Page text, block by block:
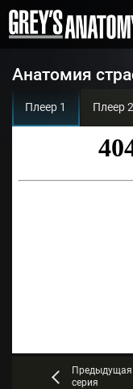
Анатомия
Плеер 1 Плеер 2
Предыдущая
серия